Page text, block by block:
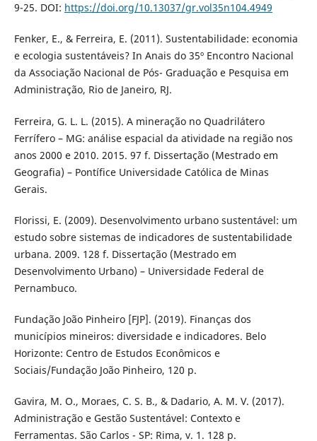
9-25. DOI: https://doi.org/10.13037/gr.vol35n104.4949
Fenker, E., & Ferreira, E. (2011). Sustentabilidade: economia
e ecologia sustentáveis? In Anais do 35º Encontro Nacional
da Associação Nacional de Pós- Graduação e Pesquisa em
Administração, Rio de Janeiro, RJ.
Ferreira, G. L. L. (2015). A mineração no Quadrilátero
Ferrífero – MG: análise espacial da atividade na região nos
anos 2000 e 2010. 2015. 97 f. Dissertação (Mestrado em
Geografia) – Pontífice Universidade Católica de Minas
Gerais.
Florissi, E. (2009). Desenvolvimento urbano sustentável: um
estudo sobre sistemas de indicadores de sustentabilidade
urbana. 2009. 128 f. Dissertação (Mestrado em
Desenvolvimento Urbano) – Universidade Federal de
Pernambuco.
Fundação João Pinheiro [FJP]. (2019). Finanças dos
municípios mineiros: diversidade e indicadores. Belo
Horizonte: Centro de Estudos Econômicos e
Sociais/Fundação João Pinheiro, 120 p.
Gavira, M. O., Moraes, C. S. B., & Dadario, A. M. V. (2017).
Administração e Gestão Sustentável: Contexto e
Ferramentas. São Carlos - SP: Rima, v. 1. 128 p.